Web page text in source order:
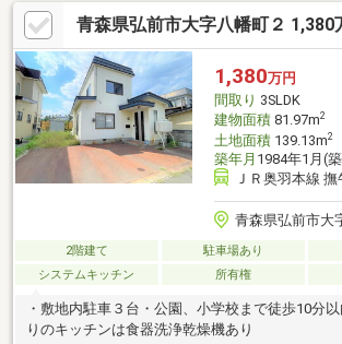
青森県弘前市大字八幡町２ 1,380
1,380万円
間取り 3SLDK
建物面積81.97m2
土地面積139.13m2
築年月 1984年1月(
ＪＲ奥羽本線
青森県弘前市大
2階建て 駐車場あり
システムキッチン
所有権
・敷地内駐車３台・公園、小学校まで徒歩10分
りのキッチンは食器洗浄乾燥機あり